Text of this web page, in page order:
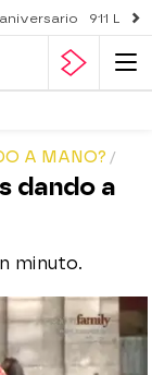
911
A MANO?
dando a
minuto.